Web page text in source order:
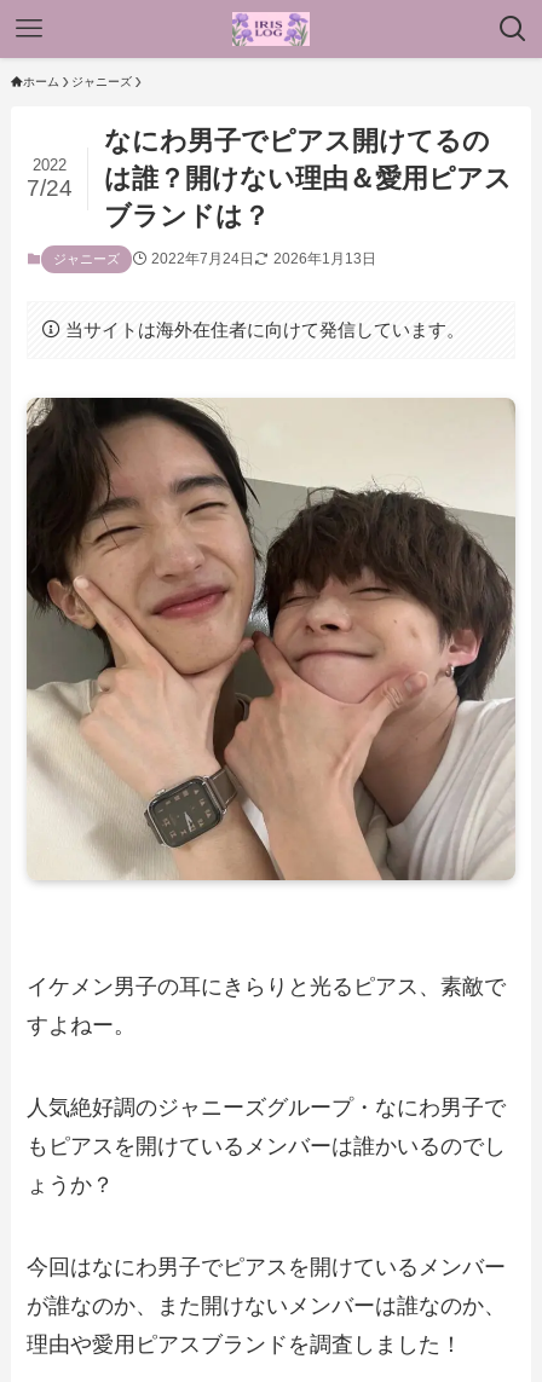
ホーム ジャニーズ
なにわ男子でピアス開けてるの
は誰？開けない理由＆愛用ピアス
ブランドは？
2022
7/24
ジャニーズ 2022年7月24日 2026年1月13日
当サイトは海外在住者に向けて発信しています。
イケメン男子の耳にきらりと光るピアス、素敵で
すよねー。
人気絶好調のジャニーズグループ・なにわ男子で
もピアスを開けているメンバーは誰かいるのでし
ょうか？
今回はなにわ男子でピアスを開けているメンバー
が誰なのか、また開けないメンバーは誰なのか、
理由や愛用ピアスブランドを調査しました！